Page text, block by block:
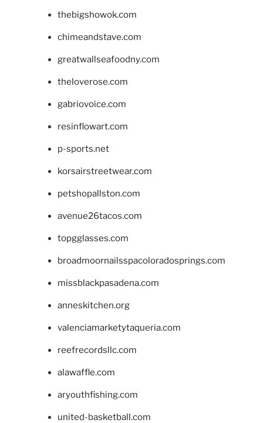
thebigshowok.com
chimeandstave.com
greatwallseafoodny.com
theloverose.com
gabriovoice.com
resinflowart.com
p-sports.net
korsairstreetwear.com
petshopallston.com
avenue26tacos.com
topgglasses.com
broadmoornailsspacoloradosprings.com
missblackpasadena.com
anneskitchen.org
valenciamarketytaqueria.com
reefrecordsllc.com
alawaffle.com
aryouthfishing.com
united-basketball.com